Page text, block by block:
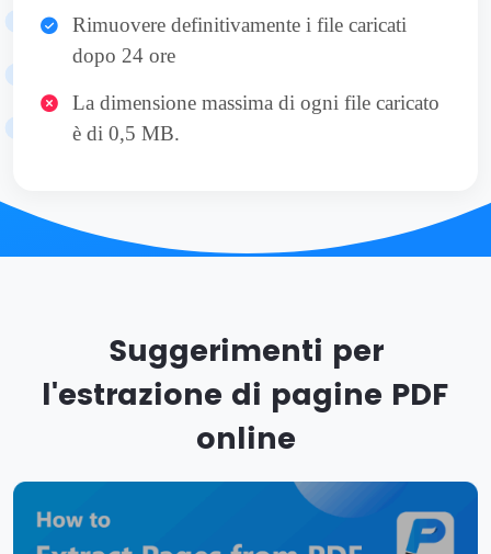
Rimuovere definitivamente i file caricati
dopo 24 ore
La dimensione massima di ogni file caricato
è di 0,5 MB.
Suggerimenti per
l'estrazione di pagine PDF
online